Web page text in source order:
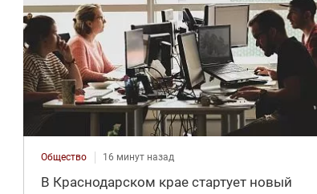
Общество 16 минут назад
В Краснодарском крае стартует новый